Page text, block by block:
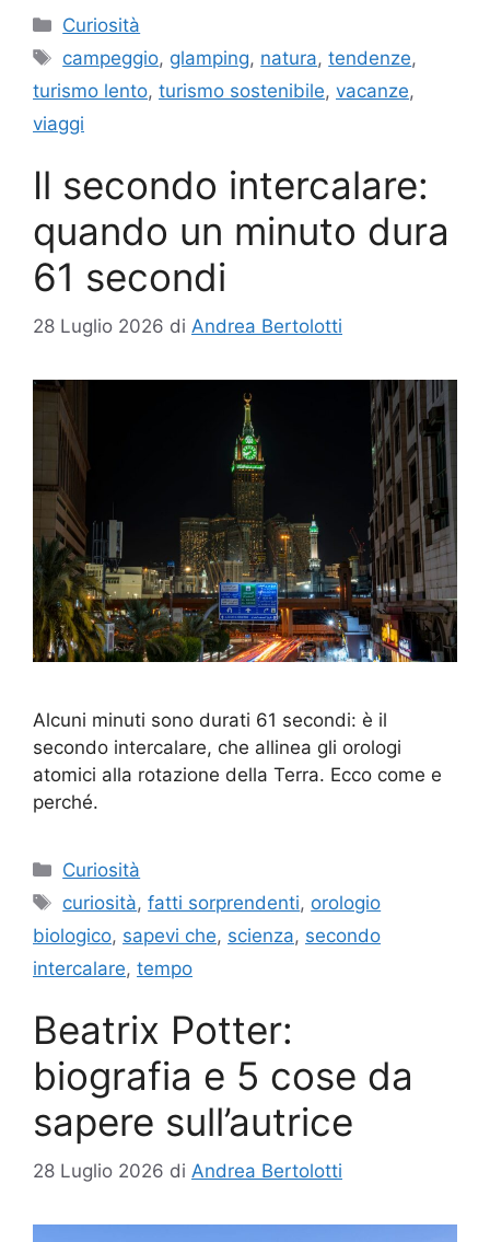
Categorie
Curiosità
Tag
campeggio, glamping, natura,tendenze,
turismo lento, turismo sostenibile, vacanze,
viaggi
Il secondo intercalare:
quando un minuto dura
61 secondi
28 Luglio 2026 di Andrea Bertolotti
Alcuni minuti sono durati 61 secondi: è il
secondo intercalare, che allinea gli orologi
atomici alla rotazione della Terra. Ecco come e
perché.
Categorie
Curiosità
Tag
curiosità,fatti sorprendenti, orologio
biologico, sapevi che, scienza, secondo
intercalare, tempo
Beatrix Potter:
biografia e 5 cose da
sapere sull’autrice
28 Luglio 2026 di Andrea Bertolotti